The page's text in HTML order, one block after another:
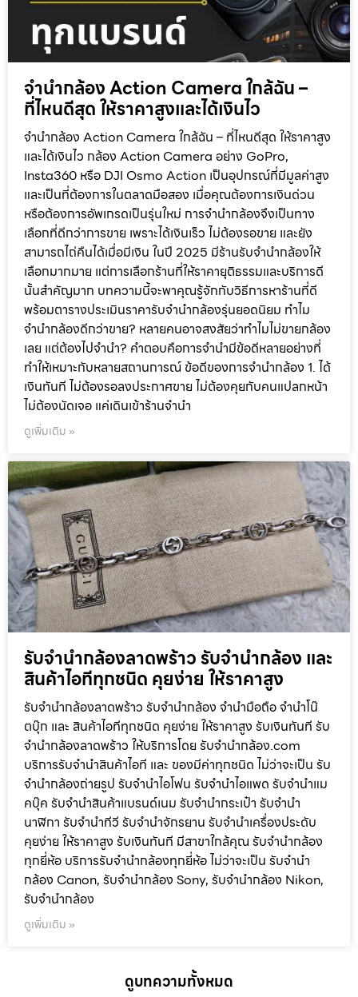
จำนำกล้อง Action Camera ใกล้ฉัน –
ที่ไหนดีสุด ให้ราคาสูงและได้เงินไว
จำนำกล้อง Action Camera ใกล้ฉัน – ที่ไหนดีสุด ให้ราคาสูง
และได้เงินไว กล้อง Action Camera อย่าง GoPro,
Insta360 หรือ DJI Osmo Action เป็นอุปกรณ์ที่มีมูลค่าสูง
และเป็นที่ต้องการในตลาดมือสอง เมื่อคุณต้องการเงินด่วน
หรือต้องการอัพเกรดเป็นรุ่นใหม่ การจำนำกล้องจึงเป็นทาง
เลือกที่ดีกว่าการขาย เพราะได้เงินเร็ว ไม่ต้องรอขาย และยัง
สามารถไถ่คืนได้เมื่อมีเงิน ในปี 2025 มีร้านรับจำนำกล้องให้
เลือกมากมาย แต่การเลือกร้านที่ให้ราคายุติธรรมและบริการดี
นั้นสำคัญมาก บทความนี้จะพาคุณรู้จักกับวิธีการหาร้านที่ดี
พร้อมตารางประเมินราคารับจำนำกล้องรุ่นยอดนิยม ทำไม
จำนำกล้องดีกว่าขาย? หลายคนอาจสงสัยว่าทำไมไม่ขายกล้อง
เลย แต่ต้องไปจำนำ? คำตอบคือการจำนำมีข้อดีหลายอย่างที่
ทำให้เหมาะกับหลายสถานการณ์ ข้อดีของการจำนำกล้อง 1. ได้
เงินทันที ไม่ต้องรอลงประกาศขาย ไม่ต้องคุยกับคนแปลกหน้า
ไม่ต้องนัดเจอ แค่เดินเข้าร้านจำนำ
ดูเพิ่มเติม »
รับจำนำกล้องลาดพร้าว รับจํานํากล้อง และ
สินค้าไอทีทุกชนิด คุยง่าย ให้ราคาสูง
รับจำนำกล้องลาดพร้าว รับจํานํากล้อง จำนำมือถือ จำนำโน๊
ตบุ๊ก และ สินค้าไอทีทุกชนิด คุยง่าย ให้ราคาสูง รับเงินทันที รับ
จำนำกล้องลาดพร้าว ให้บริการโดย รับจํานํากล้อง.com
บริการรับจํานําสินค้าไอที และ ของมีค่าทุกชนิด ไม่ว่าจะเป็น รับ
จํานํากล้องถ่ายรูป รับจํานําไอโฟน รับจํานําไอแพด รับจํานําแม
คบุ๊ค รับจํานําสินค้าแบรนด์เนม รับจํานํากระเป๋า รับจํานํา
นาฬิกา รับจํานําทีวี รับจํานําจักรยาน รับจํานําเครื่องประดับ
คุยง่าย ให้ราคาสูง รับเงินทันที มีสาขาใกล้คุณ รับจำนำกล้อง
ทุกยี่ห้อ บริการรับจำนำกล้องทุกยี่ห้อ ไม่ว่าจะเป็น รับจำนำ
กล้อง Canon, รับจำนำกล้อง Sony, รับจำนำกล้อง Nikon,
รับจำนำกล้อง
ดูเพิ่มเติม »
ดูบทความทั้งหมด